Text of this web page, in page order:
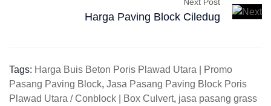
Next Post
Harga Paving Block Ciledug
Tags: Harga Buis Beton Poris Plawad Utara | Promo
Pasang Paving Block, Jasa Pasang Paving Block Poris
Plawad Utara / Conblock | Box Culvert, jasa pasang grass